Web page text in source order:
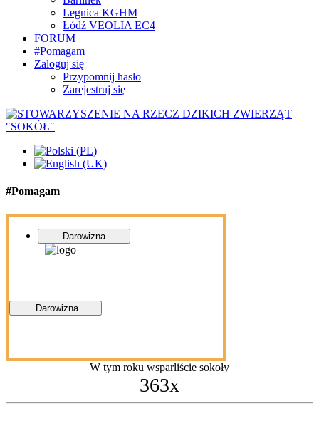
Legnica KGHM
Łódź VEOLIA EC4
FORUM
#Pomagam
Zaloguj się
Przypomnij hasło
Zarejestruj się
#Pomagam
Darowizna
Darowizna
W tym roku wsparliście sokoły
363x